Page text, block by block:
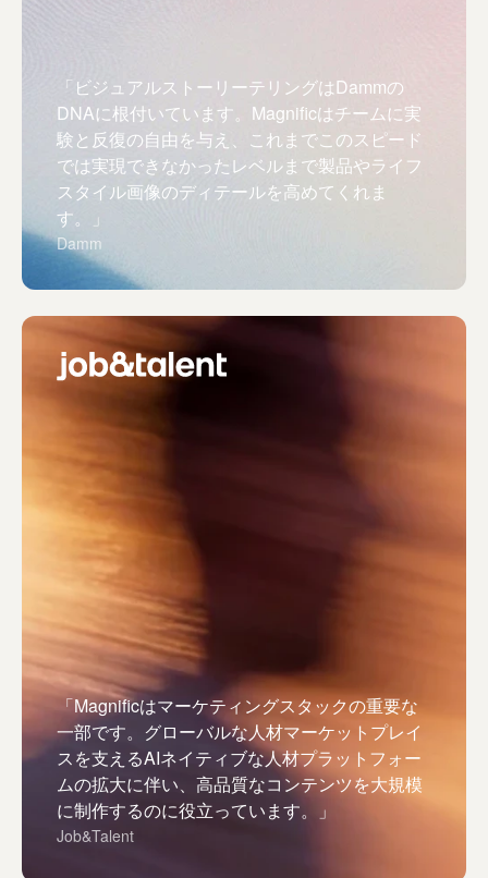
「ビジュアルストーリーテリングはDammの
DNAに根付いています。Magnificはチームに実
験と反復の自由を与え、これまでこのスピード
では実現できなかったレベルまで製品やライフ
スタイル画像のディテールを高めてくれま
す。」
Damm
「Magnificはマーケティングスタックの重要な
一部です。グローバルな人材マーケットプレイ
スを支えるAIネイティブな人材プラットフォー
ムの拡大に伴い、高品質なコンテンツを大規模
に制作するのに役立っています。」
Job&Talent